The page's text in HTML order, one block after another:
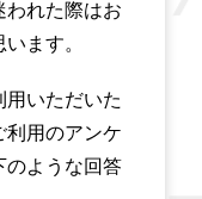
われた際はお
ます。
いただいた
利用のアンケ
のような回答